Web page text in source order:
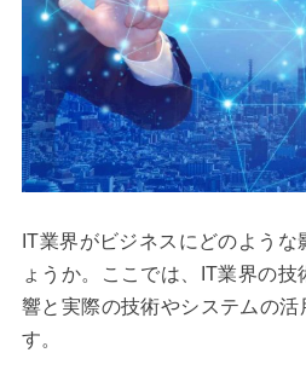
IT業界がビジネスにどのよう
ょうか。ここでは、IT業界の
響と実際の技術やシステムの活
す。